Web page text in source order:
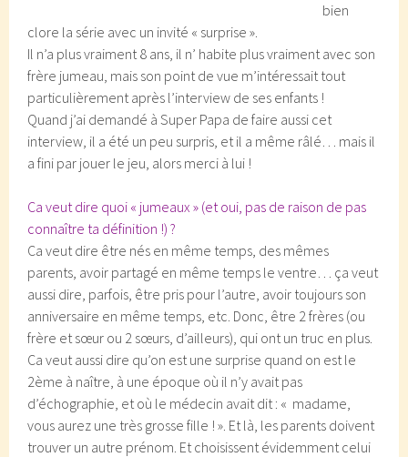
bien
clore la série avec un invité « surprise ».
Il n’a plus vraiment 8 ans, il n’ habite plus vraiment avec son
frère jumeau, mais son point de vue m’intéressait tout
particulièrement après l’interview de ses enfants !
Quand j’ai demandé à Super Papa de faire aussi cet
interview, il a été un peu surpris, et il a même râlé… mais il
a fini par jouer le jeu, alors merci à lui !
Ca veut dire quoi « jumeaux » (et oui, pas de raison de pas
connaître ta définition !) ?
Ca veut dire être nés en même temps, des mêmes
parents, avoir partagé en même temps le ventre… ça veut
aussi dire, parfois, être pris pour l’autre, avoir toujours son
anniversaire en même temps, etc. Donc, être 2 frères (ou
frère et sœur ou 2 sœurs, d’ailleurs), qui ont un truc en plus.
Ca veut aussi dire qu’on est une surprise quand on est le
2ème à naître, à une époque où il n’y avait pas
d’échographie, et où le médecin avait dit : « madame,
vous aurez une très grosse fille ! ». Et là, les parents doivent
trouver un autre prénom. Et choisissent évidemment celui